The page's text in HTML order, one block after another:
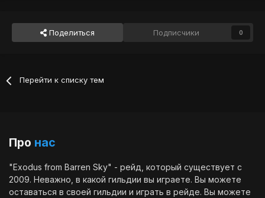
Поделиться Подписчики 0
Перейти к списку тем
Про нас
"Exodus from Barren Sky" - рейд, который существует с
2009. Неважно, в какой гильдии вы играете. Вы можете
оставаться в своей гильдии и играть в рейде. Вы можете